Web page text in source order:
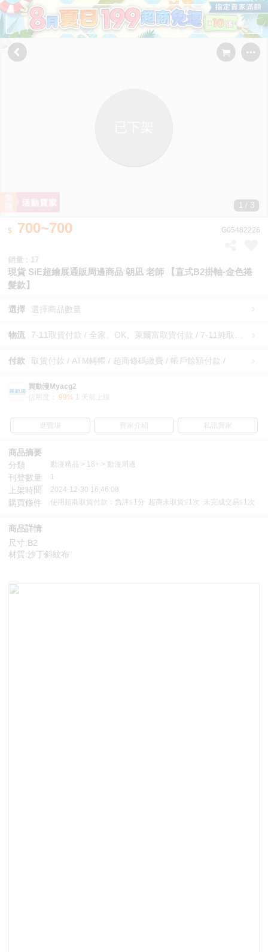
1 / 3
700~700 G05482226
銷量 : 17
現貨 SiE超繪展通販周邊商品 朝凪 老師 【直式B2掛軸-金色捲
髮款】
選擇 選擇商品數量
物流
付款 取貨付款 / ATM轉帳 / 超商條碼繳費 / 帳戶餘額付款 /
買動漫Myacg2
信用度：
99% 1 天前上線
逛賣場 賣家介紹 私訊賣家
商品摘要
分類
動漫精品 > 18+ > 動漫周邊
刊登數量 1
上架時間 2024-12-30 16:46:08
購買條件 使用超商取貨付款：負評≦1分 超商未取貨≦1次 未完成交易≦1次
商品詳情
尺寸:B2
材質:沙丁斜紋布